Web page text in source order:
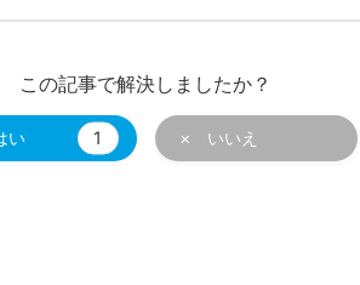
この記事で解決しましたか？
い 1 × いいえ